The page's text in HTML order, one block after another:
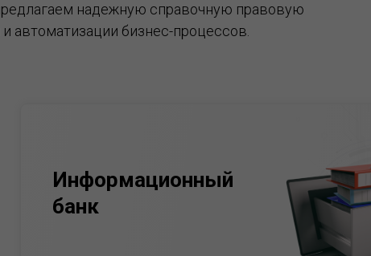
надежную справочную правовую
автоматизации бизнес-процессов.
Информационный
банк